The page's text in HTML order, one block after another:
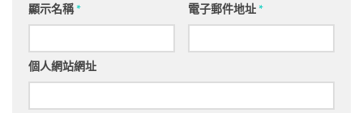
顯示名稱* 電子郵件地址*
個人網站網址